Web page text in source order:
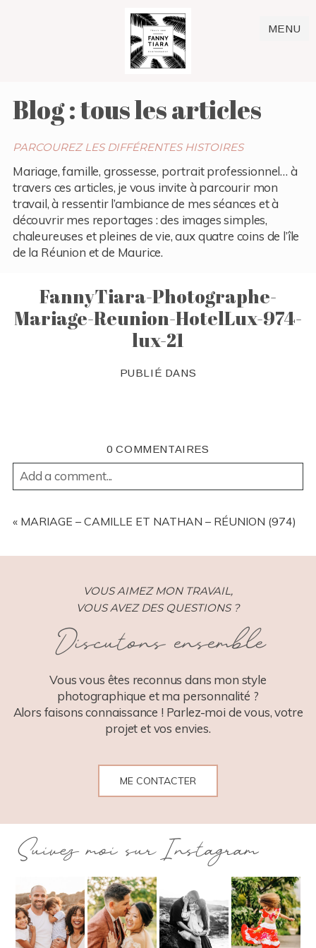
MENU
Blog : tous les articles
PARCOUREZ LES DIFFÉRENTES HISTOIRES
Mariage, famille, grossesse, portrait professionnel… à
travers ces articles, je vous invite à parcourir mon
travail, à ressentir l’ambiance de mes séances et à
découvrir mes reportages : des images simples,
chaleureuses et pleines de vie, aux quatre coins de l’île
de la Réunion et de Maurice.
FannyTiara-Photographe-
Mariage-Reunion-HotelLux-974-
lux-21
PUBLIÉ DANS
0 COMMENTAIRES
Add a comment...
REQUIRED FIELDS ARE MARKED *
« MARIAGE – CAMILLE ET NATHAN – RÉUNION (974)
VOUS AIMEZ MON TRAVAIL,
VOUS AVEZ DES QUESTIONS ?
Discutons ensemble
Vous vous êtes reconnus dans mon style
photographique et ma personnalité ?
Alors faisons connaissance ! Parlez-moi de vous, votre
projet et vos envies.
ME CONTACTER
Suivez moi sur Instagram